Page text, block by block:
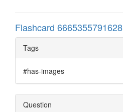
Flashcard 6665355791628
Tags
#has-images
Question